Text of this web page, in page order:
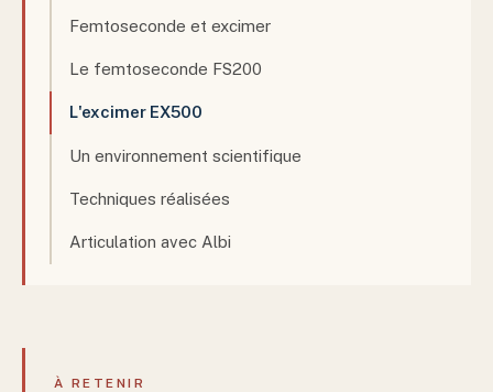
Femtoseconde et excimer
Le femtoseconde FS200
L'excimer EX500
Un environnement scientifique
Techniques réalisées
Articulation avec Albi
À RETENIR